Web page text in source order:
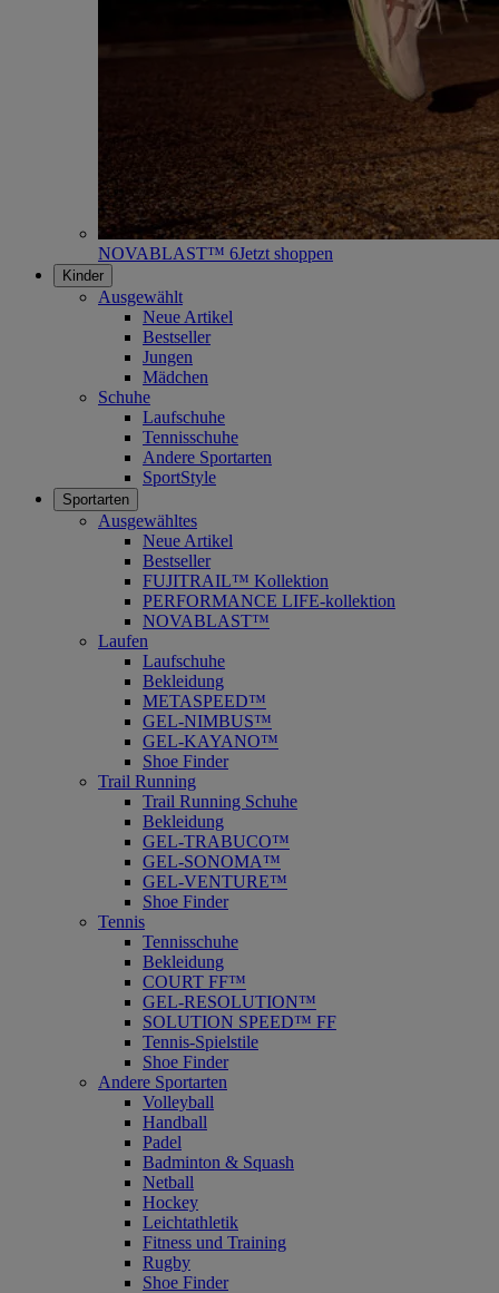
NOVABLAST™ 6Jetzt shoppen
Kinder
Ausgewählt
Neue Artikel
Bestseller
Jungen
Mädchen
Schuhe
Laufschuhe
Tennisschuhe
Andere Sportarten
SportStyle
Sportarten
Ausgewähltes
Neue Artikel
Bestseller
FUJITRAIL™ Kollektion
PERFORMANCE LIFE-kollektion
NOVABLAST™
Laufen
Laufschuhe
Bekleidung
METASPEED™
GEL-NIMBUS™
GEL-KAYANO™
Shoe Finder
Trail Running
Trail Running Schuhe
Bekleidung
GEL-TRABUCO™
GEL-SONOMA™
GEL-VENTURE™
Shoe Finder
Tennis
Tennisschuhe
Bekleidung
COURT FF™
GEL-RESOLUTION™
SOLUTION SPEED™ FF
Tennis-Spielstile
Shoe Finder
Andere Sportarten
Volleyball
Handball
Padel
Badminton & Squash
Netball
Hockey
Leichtathletik
Fitness und Training
Rugby
Shoe Finder